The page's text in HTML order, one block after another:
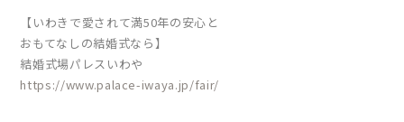
【いわきで愛されて満50年の安心と
おもてなしの結婚式なら】
結婚式場パレスいわや
https://www.palace-iwaya.jp/fair/